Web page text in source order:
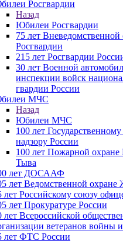
Росгвардии
Назад
Юбилеи Росгвардии
75 лет Вневедомственной
Росгвардии
215 лет Росгвардии
30 лет Военной
инспекции войск
гвардии России
МЧС
Назад
Юбилеи МЧС
100 лет
надзору России
100 лет Пожарной охране
Тыва
лет ДОСААФ
лет Ведомственной
лет Российскому союзу
лет Прокуратуре России
лет Всероссийской
ветеранов войны и
лет ФТС России